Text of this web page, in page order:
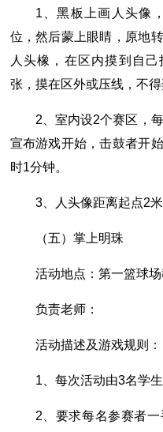
1、黑板上画人头像
位，然后蒙上眼睛，原地
人头橡，在区内摸到自
张，摸在区外或压线，不得
2、室内设2个赛区，
宣布游戏开始，击鼓者开
时1分钟。
3、人头像距离起点2
（五）掌上明珠
活动地点：第一篮球
负责老师：
活动描述及游戏规则：
1、每次活动由3名学
2、要求每名参赛者